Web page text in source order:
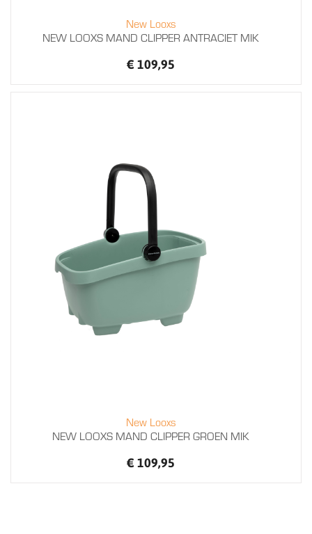
New Looxs
NEW LOOXS MAND CLIPPER ANTRACIET MIK
€ 109,95
New Looxs
NEW LOOXS MAND CLIPPER GROEN MIK
€ 109,95